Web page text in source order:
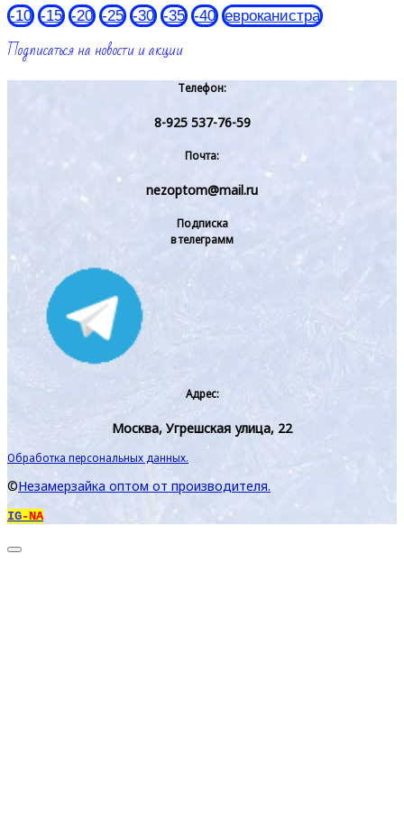
-10 -15 -20 -25 -30 -35 -40 евроканистра
Подписаться на новости и акции
Телефон:
8-925 537-76-59
Почта:
nezoptom@mail.ru
Подписка
в телеграмм
Адрес:
Москва, Угрешская улица, 22
Обработка персональных данных.
©Незамерзайка оптом от производителя.
IG-NA